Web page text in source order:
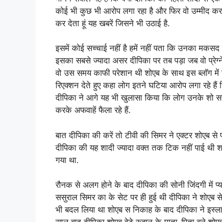
कोई भी कुछ भी आरोप लगा रहा है और फिर वो
कर देता हूं यह खबरें जिसने भी उठाई है.
इसमें कोई सच्चाई नहीं है हमें नहीं पता कि उनका
इसका सबसे ज्यादा असर दीपिका पर तब पड़ा जब वो
वो उस समय काफी परेशान थी शोएब के साथ इस ब्लॉग
रिएक्शन देते हुए कहा लोग इतने घटिया आरोप लगा रहे
दीपिका ने आगे यह भी खुलासा किया कि लोग उनके शो
करके अफवाहें फैला रहे हैं.
बात दीपिका की करें तो टीवी की सिमर ने एक्टर
दीपिका की यह शादी ज्यादा वक्त तक टिक नहीं पाई
गया था.
रौनक से अलग होने के बाद दीपिका की सोनी जिंदगी में
ससुराल सिमर का के सेट पर ही हुई थी दीपिका ने शोएब
भी बदल लिया था शोएब स निकाह के बाद दीपिका ने